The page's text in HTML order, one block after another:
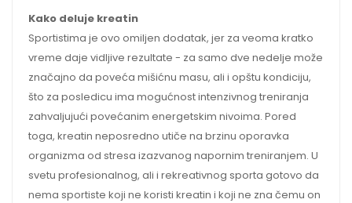
Kako deluje kreatin
Sportistima je ovo omiljen dodatak, jer za veoma kratko
vreme daje vidljive rezultate - za samo dve nedelje može
značajno da poveća mišićnu masu, ali i opštu kondiciju,
što za posledicu ima mogućnost intenzivnog treniranja
zahvaljujući povećanim energetskim nivoima. Pored
toga, kreatin neposredno utiče na brzinu oporavka
organizma od stresa izazvanog napornim treniranjem. U
svetu profesionalnog, ali i rekreativnog sporta gotovo da
nema sportiste koji ne koristi kreatin i koji ne zna čemu on